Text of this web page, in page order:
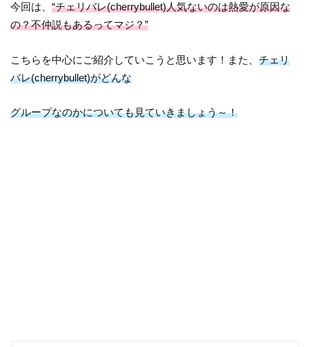
今回は、“チェリバレ(cherrybullet)人気ないのは熱愛が原因な
の？不仲説もあるってマジ？”
こちらを中心にご紹介していこうと思います！また、チェリ
バレ(cherrybullet)がどんな
グループなのかについても見ていきましょう～！